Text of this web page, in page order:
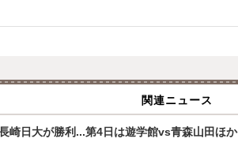
関連ニュース
崎日大が勝利...第4日は遊学館vs青森山田ほか